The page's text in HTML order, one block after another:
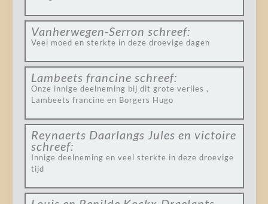
Vanherwegen-Serron schreef:
Veel moed en sterkte in deze droevige dagen
Lambeets francine schreef:
Onze innige deelneming bij dit grote verlies ,
Lambeets francine en Borgers Hugo
Reynaerts Daarlangs Jules en victoire
schreef:
Innige deelneming en veel sterkte in deze droevige
tijd